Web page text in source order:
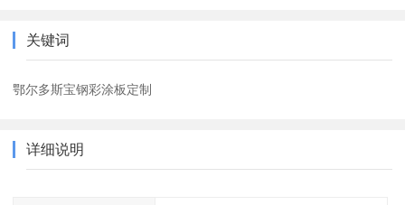
关键词
鄂尔多斯宝钢彩涂板定制
详细说明